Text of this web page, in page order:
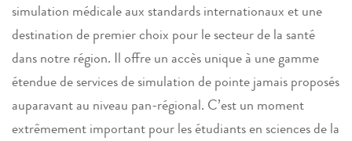
simulation médicale aux standards internationaux et une
destination de premier choix pour le secteur de la santé
dans notre région. Il offre un accès unique à une gamme
étendue de services de simulation de pointe jamais proposés
auparavant au niveau pan-régional. C’est un moment
extrêmement important pour les étudiants en sciences de la